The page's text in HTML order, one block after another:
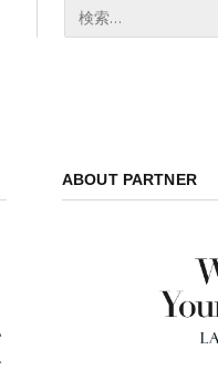
ABOUT PARTNER